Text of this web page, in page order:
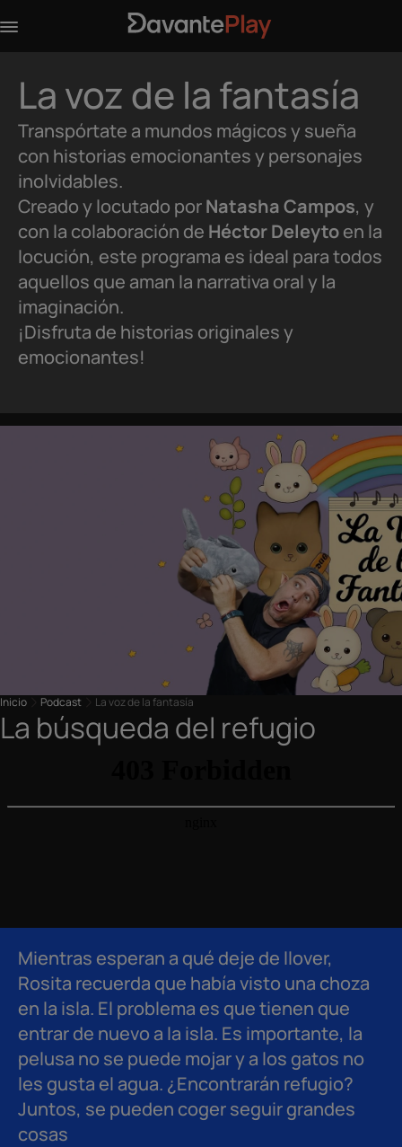
La voz de la fantasía
Transpórtate a mundos mágicos y sueña
con historias emocionantes y personajes
inolvidables.
Creado y locutado porNatasha Campos, y
con la colaboración de Héctor Deleytoen la
locución, este programa es ideal para todos
aquellos que aman la narrativa oral y la
imaginación.
¡Disfruta de historias originales y
emocionantes!
Inicio Podcast La voz de la fantasía
La búsqueda del refugio
Mientras esperan a qué deje de llover,
Rosita recuerda que había visto una choza
en la isla. El problema es que tienen que
entrar de nuevo a la isla. Es importante, la
pelusa no se puede mojar y a los gatos no
les gusta el agua. ¿Encontrarán refugio?
Juntos, se pueden coger seguir grandes
cosas